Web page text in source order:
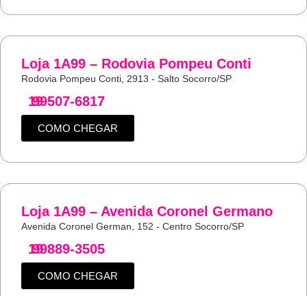
Loja 1A99 – Rodovia Pompeu Conti
Rodovia Pompeu Conti, 2913 - Salto Socorro/SP
19
99507-6817
COMO CHEGAR
Loja 1A99 – Avenida Coronel Germano
Avenida Coronel German, 152 - Centro Socorro/SP
19
99889-3505
COMO CHEGAR